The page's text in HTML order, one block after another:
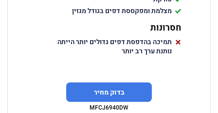
מצלמת ומפקססת דפים בגודל מגזין
חסרונות
תמיכה בהדפסת דפים גדולים יותר הייתה
נותנת ערך רב יותר
בדוק מחיר
MFCJ6940DW